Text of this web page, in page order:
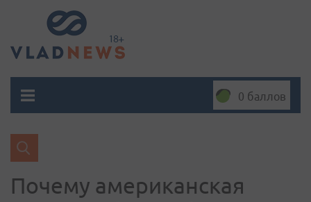
0 баллов
Почему американская